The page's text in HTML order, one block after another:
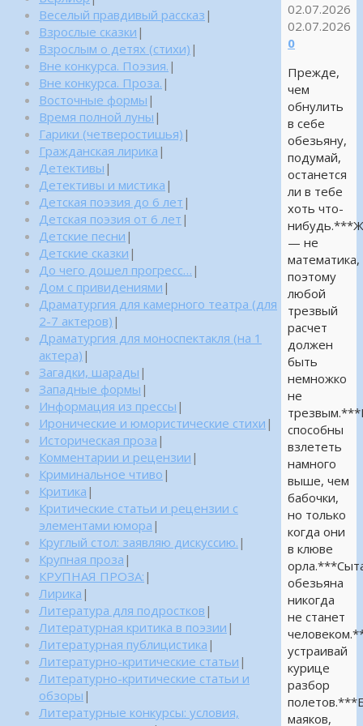
02.07.2026
02.07.2026
0
Прежде,
чем
обнулить
в себе
обезьяну,
подумай,
останется
ли в тебе
хоть что-
— не
математика,
поэтому
любой
трезвый
расчет
должен
быть
немножко
не
способны
взлететь
намного
выше, чем
бабочки,
но только
когда они
в клюве
обезьяна
никогда
не станет
устраивай
курице
разбор
маяков,
Веселый правдивый рассказ |
Взрослые сказки |
Взрослым о детях (стихи) |
Вне конкурса. Поэзия. |
Вне конкурса. Проза. |
Восточные формы |
Время полной луны |
Гарики (четверостишья) |
Гражданская лирика |
Детективы |
Детективы и мистика |
Детская поэзия до 6 лет |
Детская поэзия от 6 лет |
Детские песни |
Детские сказки |
До чего дошел прогресс… |
Дом с привидениями |
Драматургия для камерного театра (для
2-7 актеров) |
Драматургия для моноспектакля (на 1
актера) |
Загадки, шарады |
Западные формы |
Информация из прессы |
Иронические и юмористические стихи |
Историческая проза |
Комментарии и рецензии |
Криминальное чтиво |
Критика |
Критические статьи и рецензии с
элементами юмора |
Круглый стол: заявляю дискуссию. |
Крупная проза |
КРУПНАЯ ПРОЗА: |
Лирика |
Литература для подростков |
Литературная критика в поэзии |
Литературная публицистика |
Литературно-критические статьи |
Литературно-критические статьи и
обзоры |
Литературные конкурсы: условия,